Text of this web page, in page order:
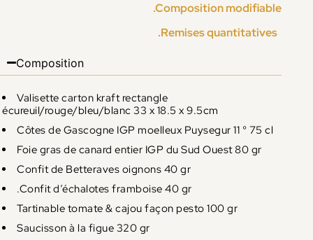
.Composition modifiable
.Remises quantitatives
Composition
Valisette carton kraft rectangle
écureuil/rouge/bleu/blanc 33 x 18.5 x 9.5cm
Côtes de Gascogne IGP moelleux Puysegur 11 ° 75 cl
Foie gras de canard entier IGP du Sud Ouest 80 gr
Confit de Betteraves oignons 40 gr
.Confit d’échalotes framboise 40 gr
Tartinable tomate & cajou façon pesto 100 gr
Saucisson à la figue 320 gr